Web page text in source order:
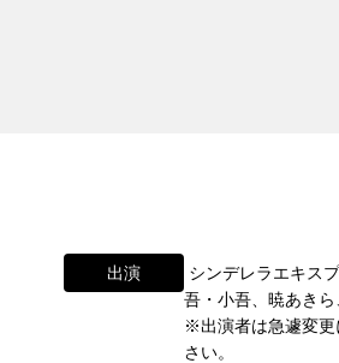
出演
シンデレラエキス
吾・小吾、暁あき
※出演者は急遽変更
さい。